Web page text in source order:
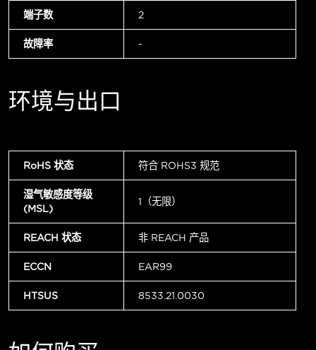
端子数 2
故障率 -
环境与出口
RoHS 状态 符合 ROHS3 规范
湿气敏感度等级
(MSL)
1（无限）
REACH 状态 非 REACH 产品
ECCN EAR99
HTSUS 8533.21.0030